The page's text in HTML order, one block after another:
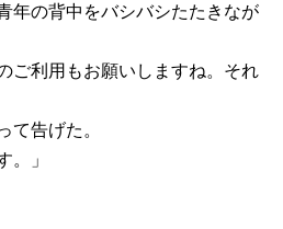
年の背中をバシバシたたきなが
ご利用もお願いしますね。それ
て告げた。
。」